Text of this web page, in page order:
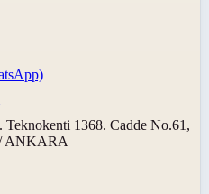
1368. Cadde No.61,
ANKARA